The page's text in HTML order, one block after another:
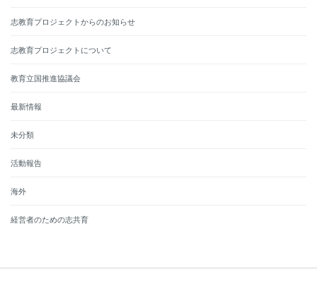
志教育プロジェクトからのお知らせ
志教育プロジェクトについて
教育立国推進協議会
最新情報
未分類
活動報告
海外
経営者のための志共育